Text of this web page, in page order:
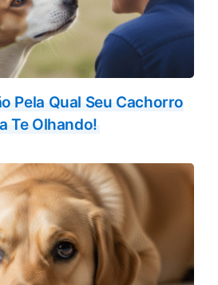
Pela Qual Seu Cachorro
Te Olhando!